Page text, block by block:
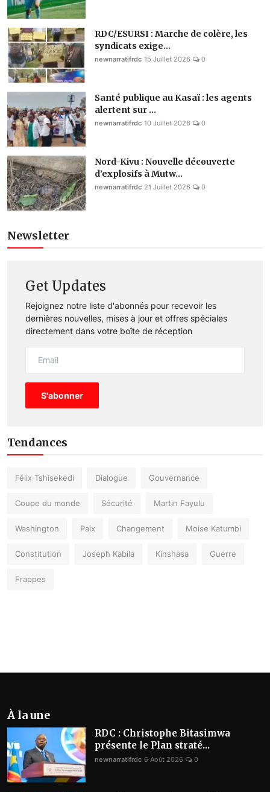
RDC/ESURSI : Marche de colère, les
syndicats exige...
newnarratifrdc 15 Juillet 2026 0
Santé publique au Kasaï : les agents
alertent sur ...
newnarratifrdc 10 Juillet 2026 0
Nord-Kivu : Nouvelle découverte
d’explosifs à Mutw...
newnarratifrdc 21 Juillet 2026 0
Newsletter
Get Updates
Rejoignez notre liste d'abonnés pour recevoir les
dernières nouvelles, mises à jour et offres spéciales
directement dans votre boîte de réception
S'abonner
Tendances
Félix Tshisekedi Dialogue Gouvernance
Coupe du monde Sécurité Martin Fayulu
Washington Paix Changement Moise Katumbi
Constitution Joseph Kabila Kinshasa Guerre
Frappes
À la une
RDC : Christophe Bitasimwa
présente le Plan straté...
newnarratifrdc 6 Août 2026 0